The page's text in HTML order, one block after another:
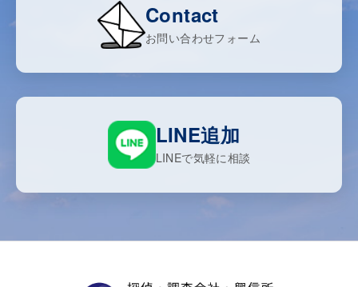
Contact
お問い合わせフォーム
LINE追加
LINEで気軽に相談